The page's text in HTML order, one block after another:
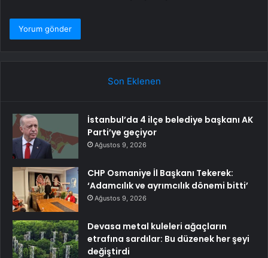
Son Eklenen
İstanbul’da 4 ilçe belediye başkanı AK
Parti’ye geçiyor
Ağustos 9, 2026
CHP Osmaniye İl Başkanı Tekerek:
‘Adamcılık ve ayrımcılık dönemi bitti’
Ağustos 9, 2026
Devasa metal kuleleri ağaçların
etrafına sardılar: Bu düzenek her şeyi
değiştirdi